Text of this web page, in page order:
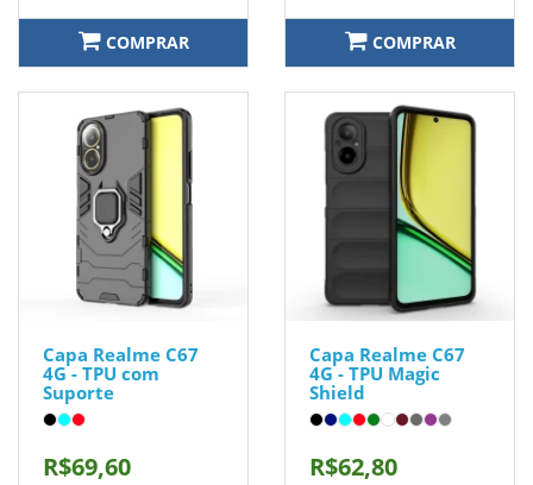
COMPRAR COMPRAR
Capa Realme C67
4G - TPU com
Suporte
R$69,60
Capa Realme C67
4G - TPU Magic
Shield
R$62,80